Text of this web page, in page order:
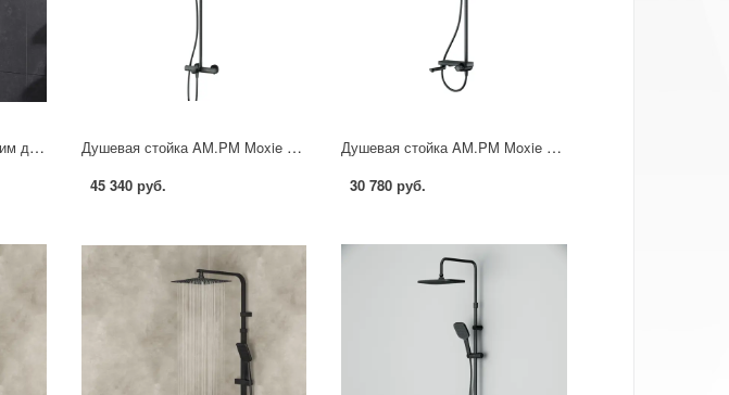
Душевой комплект с верхним душем и термостатом для ванны AM.PM MOXIEM500 Душевая стойка AM.PM Moxie F079M522, с термостатом, 3 режима, цвет черный
45 340 руб.
Душевая стойка AM.PM Moxie со смесителем 3 режима цвет черный
30 780 руб.